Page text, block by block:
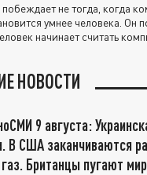
не тогда, когда
умнее человека. Он
начинает считать
НОВОСТИ
9 августа:
В США заканчиваются
Британцы пугают